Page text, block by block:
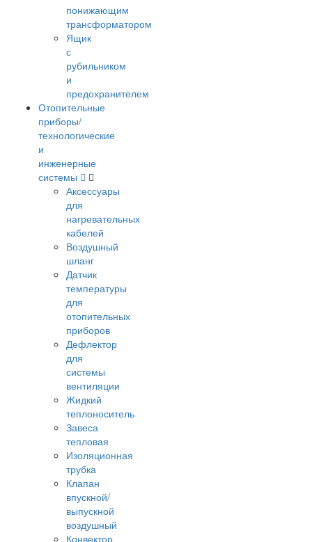
понижающим
трансформатором
Ящик
с
рубильником
и
предохранителем
Отопительные
приборы/
технологические
и
инженерные
системы
Аксессуары
для
нагревательных
кабелей
Воздушный
шланг
Датчик
температуры
для
отопительных
приборов
Дефлектор
для
системы
вентиляции
Жидкий
теплоноситель
Завеса
тепловая
Изоляционная
трубка
Клапан
впускной/
выпускной
воздушный
Конвектор